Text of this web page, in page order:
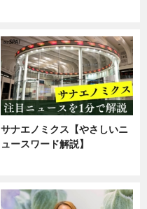
サナエノミクス【やさしいニ
ュースワード解説】